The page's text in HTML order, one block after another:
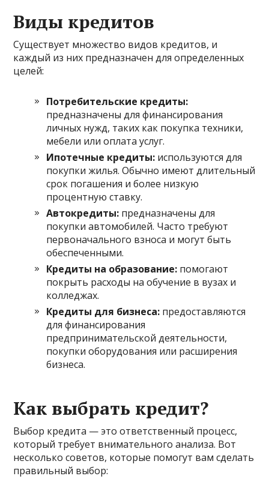
Виды кредитов
Существует множество видов кредитов, и
каждый из них предназначен для определенных
целей:
Потребительские кредиты:
предназначены для финансирования
личных нужд, таких как покупка техники,
мебели или оплата услуг.
Ипотечные кредиты: используются для
покупки жилья. Обычно имеют длительный
срок погашения и более низкую
процентную ставку.
Автокредиты: предназначены для
покупки автомобилей. Часто требуют
первоначального взноса и могут быть
обеспеченными.
Кредиты на образование: помогают
покрыть расходы на обучение в вузах и
колледжах.
Кредиты для бизнеса: предоставляются
для финансирования
предпринимательской деятельности,
покупки оборудования или расширения
бизнеса.
Как выбрать кредит?
Выбор кредита — это ответственный процесс,
который требует внимательного анализа. Вот
несколько советов, которые помогут вам сделать
правильный выбор: